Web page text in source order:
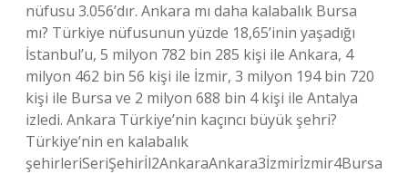
nüfusu 3.056’dır. Ankara mı daha kalabalık Bursa
mı? Türkiye nüfusunun yüzde 18,65’inin yaşadığı
İstanbul’u, 5 milyon 782 bin 285 kişi ile Ankara, 4
milyon 462 bin 56 kişi ile İzmir, 3 milyon 194 bin 720
kişi ile Bursa ve 2 milyon 688 bin 4 kişi ile Antalya
izledi. Ankara Türkiye’nin kaçıncı büyük şehri?
Türkiye’nin en kalabalık
şehirleriSeriŞehirİl2AnkaraAnkara3İzmirİzmir4Bursa